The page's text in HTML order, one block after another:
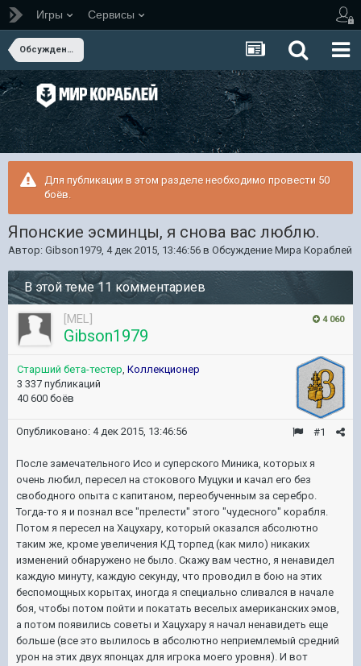
Игры Сервисы
Обсуждение Мира Кораблей
Для публикации в этом разделе необходимо провести 50
боёв.
Японские эсминцы, я снова вас люблю.
Автор: Gibson1979, 4 дек 2015, 13:46:56 в Обсуждение Мира Кораблей
В этой теме 11 комментариев
4 060
[MEL]
Gibson1979
Старший бета-тестер, Коллекционер
3 337 публикаций
40 600 боёв
#1
Опубликовано: 4 дек 2015, 13:46:56
После замечательного Исо и суперского Миника, которых я
очень любил, пересел на стокового Муцуки и качал его без
свободного опыта с капитаном, переобученным за серебро.
Тогда-то я и познал все "прелести" этого "чудесного" корабля.
Потом я пересел на Хацухару, который оказался абсолютно
таким же, кроме увеличения КД торпед (как мило) никаких
изменений обнаружено не было. Скажу вам честно, я ненавидел
каждую минуту, каждую секунду, что проводил в бою на этих
беспомощных корытах, иногда я специально сливался в начале
боя, чтобы потом пойти и покатать веселых американских эмов,
а потом появились советы и Хацухару я начал ненавидеть еще
больше (все это вылилось в абсолютно неприемлемый средний
урон на этих двух японцах для игрока моего уровня). И вот